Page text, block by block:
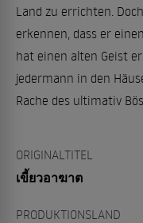
Land zu errichten.
erkennen, dass er
hat einen alten Geist
jedermann in den
Rache des ultimativ
ORIGINALTITEL
เขี้ยวอาฆาต
PRODUKTIONSLAND